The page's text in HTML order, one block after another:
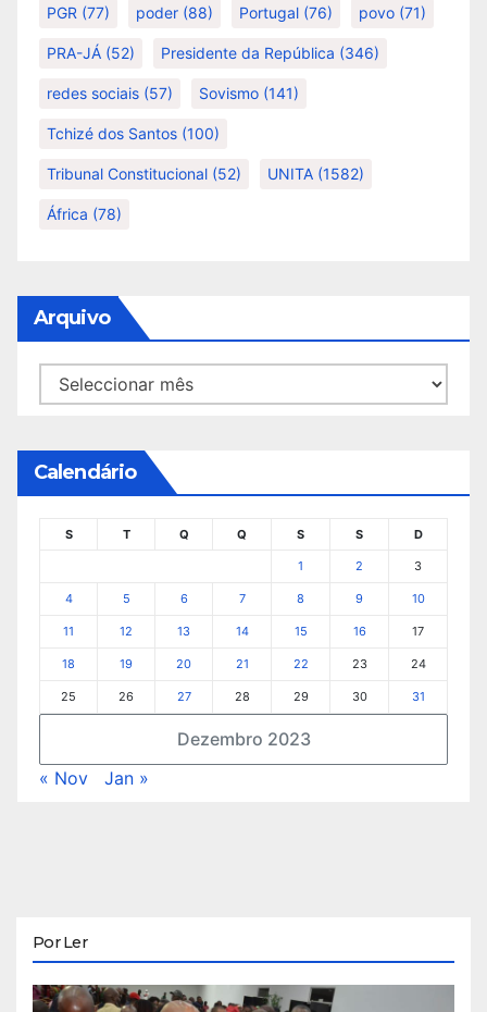
PGR (77) poder (88) Portugal (76) povo (71)
PRA-JÁ (52) Presidente da República (346)
redes sociais (57) Sovismo (141)
Tchizé dos Santos (100)
Tribunal Constitucional (52) UNITA (1582)
África (78)
Arquivo
Arquivo
Calendário
Dezembro 2023
S T Q Q S S D
1 2 3
4 5 6 7 8 9 10
11 12 13 14 15 16 17
18 19 20 21 22 23 24
25 26 27 28 29 30 31
« Nov Jan »
Por Ler